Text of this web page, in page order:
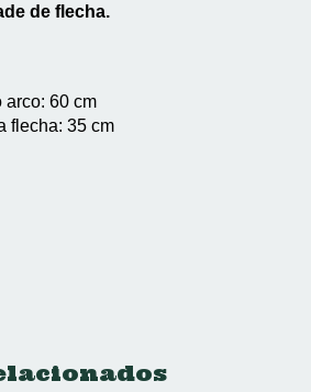
de flecha.
arco: 60 cm
flecha: 35 cm